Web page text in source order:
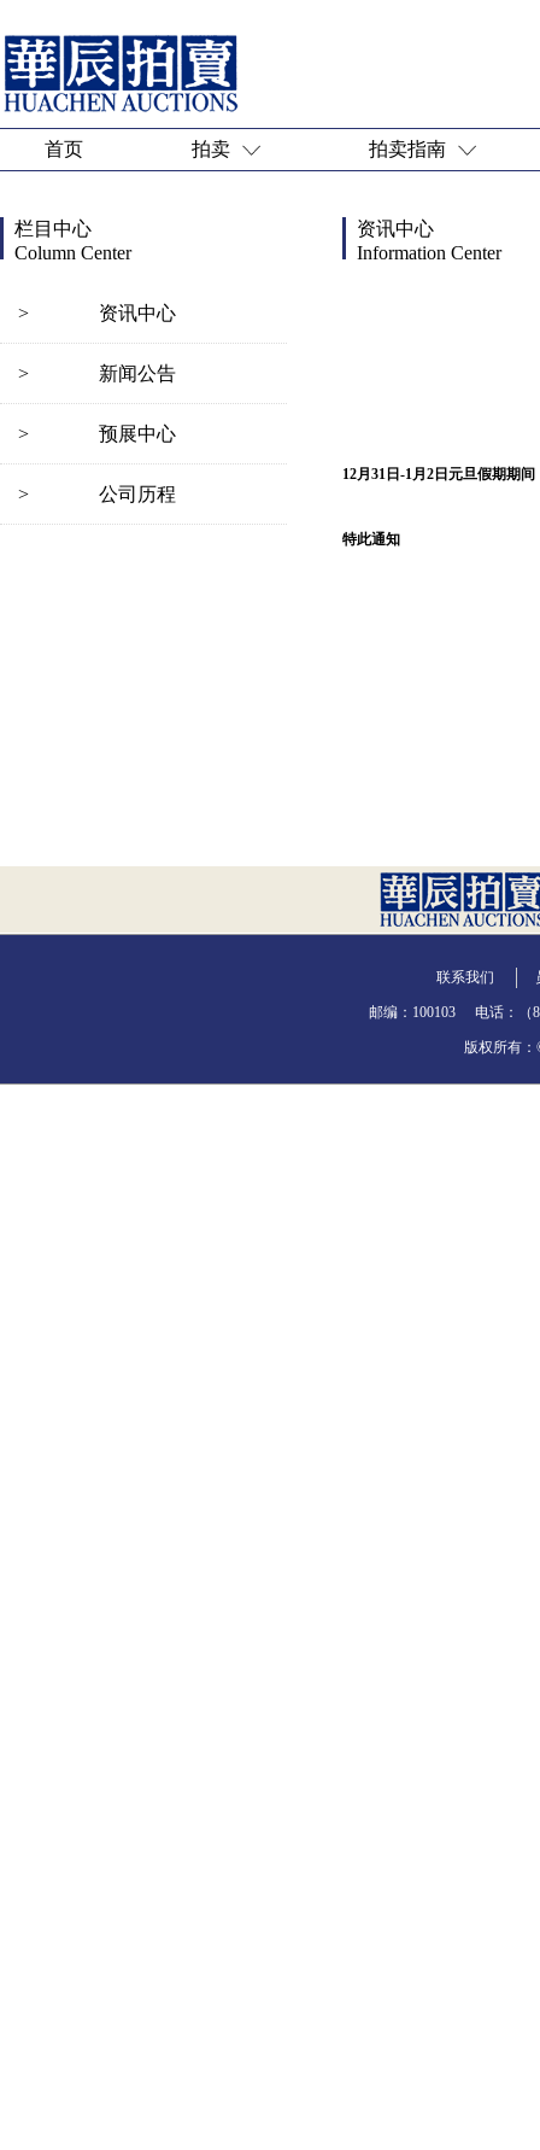
首页 拍卖 拍卖指南
栏目中心
Column Center
> 资讯中心
> 新闻公告
> 预展中心
> 公司历程
资讯中心
Information Center
12月31日-1月2日元旦假期期
特此通知
联系我们
邮编：100103 电话：（
版权所有